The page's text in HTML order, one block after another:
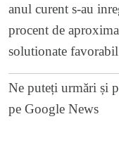
anul curent s-au
procent de
solutionate
Ne puteți urmări și
pe Google News